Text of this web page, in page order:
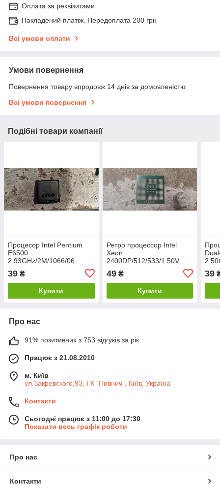
Оплата за реквізитами
Накладений платіж. Передоплата 200 грн
Всі умови оплати
Умови повернення
Повернення товару впродовж 14 днів за домовленістю
Всі умови повернення
Подібні товари компанії
Процесор Intel Pentium
E6500
2.93GHz/2M/1066/06
socket 775 No 242102103
39 ₴
Купити
Ретро процессор Intel
Xeon
2400DP/512/533/1.50V
240407104
49₴
Купити
39
Про нас
91% позитивних з 753 відгуків за рік
Працює з 21.08.2010
м. Київ
ул.Закревского,93, ГК "Пивнич", Київ, Україна
Контакти
Сьогодні працює з 11:00 до 17:30
Показати весь графік роботи
Про нас
Контакти